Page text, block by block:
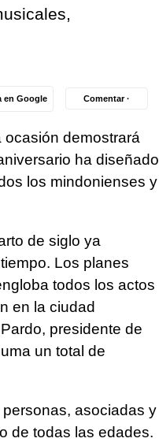
en Google Comentar ·
ocasión demostrará
ha diseñado
los mindonienses y
de siglo ya
Los planes
todos los actos
en la ciudad
presidente de
un total de
asociadas y
de todas las edades.